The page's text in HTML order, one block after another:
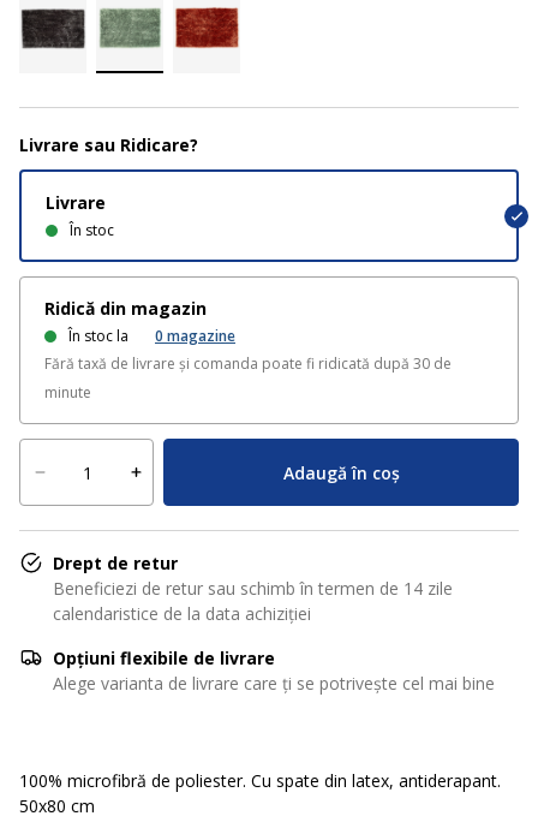
Livrare sau Ridicare?
Livrare
În stoc
Ridică din magazin
În stoc la 0 magazine
Fără taxă de livrare și comanda poate fi ridicată după 30 de
minute
Adaugă în coș
Drept de retur
Beneficiezi de retur sau schimb în termen de 14 zile
calendaristice de la data achiziției
Opțiuni flexibile de livrare
Alege varianta de livrare care ți se potrivește cel mai bine
100% microfibră de poliester. Cu spate din latex, antiderapant.
50x80 cm